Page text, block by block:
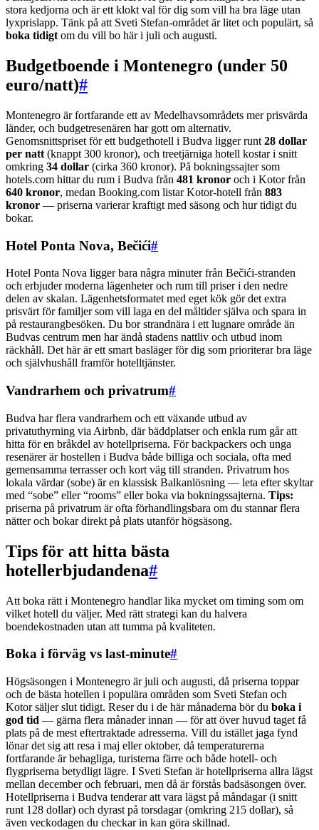
stora kedjorna och är ett klokt val för dig som vill ha bra läge utan
lyxprislapp. Tänk på att Sveti Stefan-området är litet och populärt, så
boka tidigt om du vill bo här i juli och augusti.
Budgetboende i Montenegro (under 50
euro/natt)#
Montenegro är fortfarande ett av Medelhavsområdets mer prisvärda
länder, och budgetresenären har gott om alternativ.
Genomsnittspriset för ett budgethotell i Budva ligger runt 28 dollar
per natt (knappt 300 kronor), och treetjärniga hotell kostar i snitt
omkring 34 dollar (cirka 360 kronor). På bokningssajter som
hotels.com hittar du rum i Budva från 481 kronor och i Kotor från
640 kronor, medan Booking.com listar Kotor-hotell från 883
kronor — priserna varierar kraftigt med säsong och hur tidigt du
bokar.
Hotel Ponta Nova, Bečići#
Hotel Ponta Nova ligger bara några minuter från Bečići-stranden
och erbjuder moderna lägenheter och rum till priser i den nedre
delen av skalan. Lägenhetsformatet med eget kök gör det extra
prisvärt för familjer som vill laga en del måltider själva och spara in
på restaurangbesöken. Du bor strandnära i ett lugnare område än
Budvas centrum men har ändå stadens nattliv och utbud inom
räckhåll. Det här är ett smart basläger för dig som prioriterar bra läge
och självhushåll framför hotelltjänster.
Vandrarhem och privatrum#
Budva har flera vandrarhem och ett växande utbud av
privatuthyrning via Airbnb, där bäddplatser och enkla rum går att
hitta för en bråkdel av hotellpriserna. För backpackers och unga
resenärer är hostellen i Budva både billiga och sociala, ofta med
gemensamma terrasser och kort väg till stranden. Privatrum hos
lokala värdar (sobe) är en klassisk Balkanlösning — leta efter skyltar
med “sobe” eller “rooms” eller boka via bokningssajterna. Tips:
priserna på privatrum är ofta förhandlingsbara om du stannar flera
nätter och bokar direkt på plats utanför högsäsong.
Tips för att hitta bästa
hotellerbjudandena#
Att boka rätt i Montenegro handlar lika mycket om timing som om
vilket hotell du väljer. Med rätt strategi kan du halvera
boendekostnaden utan att tumma på kvaliteten.
Boka i förväg vs last-minute#
Högsäsongen i Montenegro är juli och augusti, då priserna toppar
och de bästa hotellen i populära områden som Sveti Stefan och
Kotor säljer slut tidigt. Reser du i de här månaderna bör du boka i
god tid — gärna flera månader innan — för att över huvud taget få
plats på de mest eftertraktade adresserna. Vill du istället jaga fynd
lönar det sig att resa i maj eller oktober, då temperaturerna
fortfarande är behagliga, turisterna färre och både hotell- och
flygpriserna betydligt lägre. I Sveti Stefan är hotellpriserna allra lägst
mellan december och februari, men då är förstås badsäsongen över.
Hotellpriserna i Budva tenderar att vara lägst på måndagar (i snitt
runt 128 dollar) och dyrast på torsdagar (omkring 215 dollar), så
även veckodagen du checkar in kan göra skillnad.